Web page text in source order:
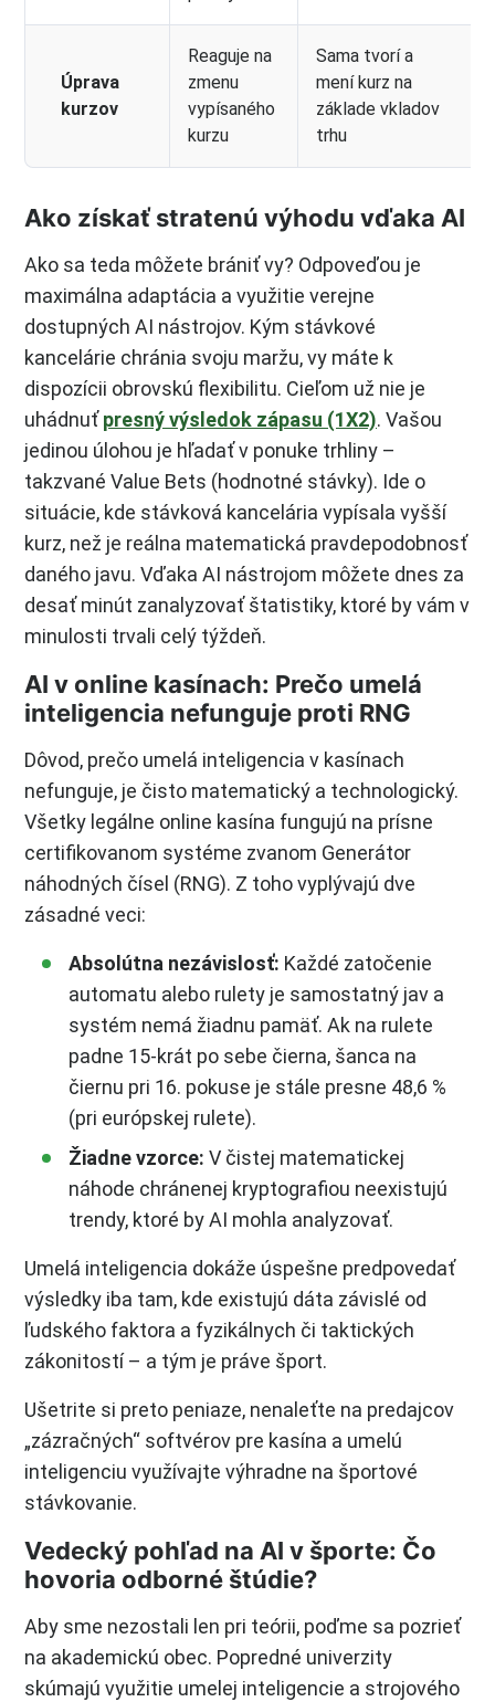
Úprava
kurzov
Reaguje na
zmenu
vypísaného
kurzu
Sama tvorí a
mení kurz na
základe vkladov
trhu
Ako získať stratenú výhodu vďaka AI
Ako sa teda môžete brániť vy? Odpoveďou je
maximálna adaptácia a využitie verejne
dostupných AI nástrojov. Kým stávkové
kancelárie chránia svoju maržu, vy máte k
dispozícii obrovskú flexibilitu. Cieľom už nie je
uhádnuťpresný výsledok zápasu (1X2). Vašou
jedinou úlohou je hľadať v ponuke trhliny –
takzvané Value Bets (hodnotné stávky). Ide o
situácie, kde stávková kancelária vypísala vyšší
kurz, než je reálna matematická pravdepodobnosť
daného javu. Vďaka AI nástrojom môžete dnes za
desať minút zanalyzovať štatistiky, ktoré by vám v
minulosti trvali celý týždeň.
AI v online kasínach: Prečo umelá
inteligencia nefunguje proti RNG
Dôvod, prečo umelá inteligencia v kasínach
nefunguje, je čisto matematický a technologický.
Všetky legálne online kasína fungujú na prísne
certifikovanom systéme zvanom Generátor
náhodných čísel (RNG). Z toho vyplývajú dve
zásadné veci:
Absolútna nezávislosť: Každé zatočenie
automatu alebo rulety je samostatný jav a
systém nemá žiadnu pamäť. Ak na rulete
padne 15-krát po sebe čierna, šanca na
čiernu pri 16. pokuse je stále presne 48,6 %
(pri európskej rulete).
Žiadne vzorce: V čistej matematickej
náhode chránenej kryptografiou neexistujú
trendy, ktoré by AI mohla analyzovať.
Umelá inteligencia dokáže úspešne predpovedať
výsledky iba tam, kde existujú dáta závislé od
ľudského faktora a fyzikálnych či taktických
zákonitostí – a tým je práve šport.
Ušetrite si preto peniaze, nenaleťte na predajcov
„zázračných“ softvérov pre kasína a umelú
inteligenciu využívajte výhradne na športové
stávkovanie.
Vedecký pohľad na AI v športe: Čo
hovoria odborné štúdie?
Aby sme nezostali len pri teórii, poďme sa pozrieť
na akademickú obec. Popredné univerzity
skúmajú využitie umelej inteligencie a strojového